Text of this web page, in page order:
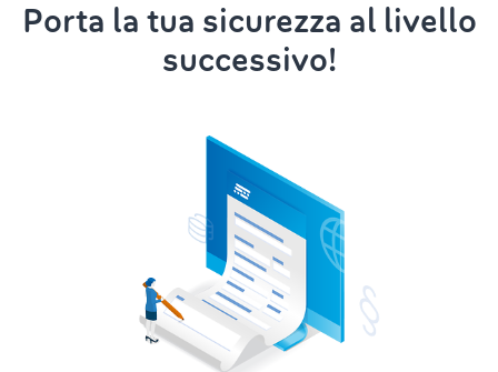
Porta la tua sicurezza al livello
successivo!